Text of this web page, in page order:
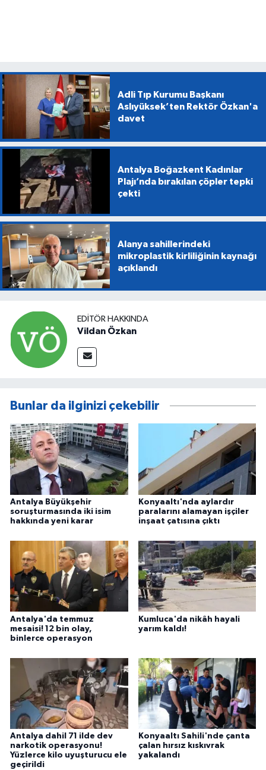
Adli Tıp Kurumu Başkanı
Aslıyüksek’ten Rektör Özkan'a
davet
Antalya Boğazkent Kadınlar
Plajı’nda bırakılan çöpler tepki
çekti
Alanya sahillerindeki
mikroplastik kirliliğinin kaynağı
açıklandı
EDITÖR HAKKINDA
Vildan Özkan
Bunlar da ilginizi çekebilir
Antalya Büyükşehir
soruşturmasında iki isim
hakkında yeni karar
Konyaaltı'nda aylardır
paralarını alamayan işçiler
inşaat çatısına çıktı
Antalya'da temmuz
mesaisi! 12 bin olay,
binlerce operasyon
Kumluca'da nikâh hayali
yarım kaldı!
Antalya dahil 71 ilde dev
narkotik operasyonu!
Yüzlerce kilo uyuşturucu ele
geçirildi
Konyaaltı Sahili'nde çanta
çalan hırsız kıskıvrak
yakalandı